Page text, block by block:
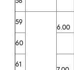
59
6.00
60
61